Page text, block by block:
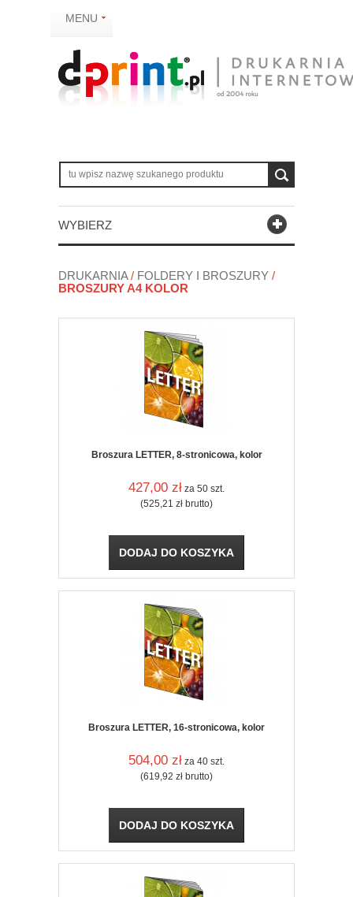
MENU
WYBIERZ
DRUKARNIA/ FOLDERY I BROSZURY /
BROSZURY A4 KOLOR
Broszura LETTER, 8-stronicowa, kolor
427,00 zł za 50 szt.
(525,21 zł brutto)
DODAJ DO KOSZYKA
Broszura LETTER, 16-stronicowa, kolor
504,00 zł za 40 szt.
(619,92 zł brutto)
DODAJ DO KOSZYKA